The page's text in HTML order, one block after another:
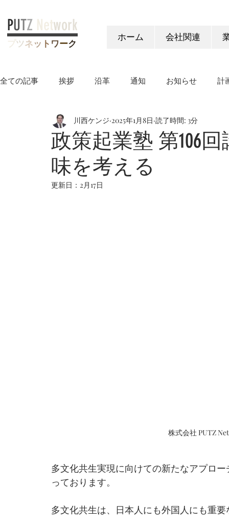
ホーム 会社関連
PUTZ Network
プツネ ッ ト ワーク
全ての記事 挨拶 沿革 通知 お知らせ 計
ヤングケアラー制度
政策起業塾 第106
味を考える
川西ケンジ 2025年1月8日 読了時間: 3分
更新日： 2月17日
株式会社 PUTZ
多文化共生実現に向けての新たなアプロ
っております。
多文化共生は、日本人にも外国人にも重